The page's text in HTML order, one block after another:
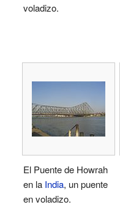
voladizo.
El Puente de Howrah
en la India, un puente
en voladizo.